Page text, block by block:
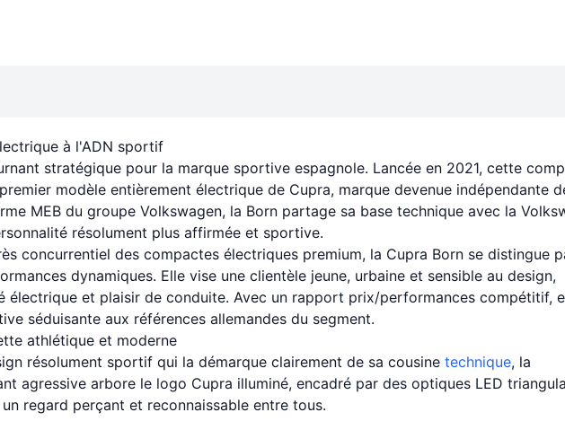
à l'ADN sportif
stratégique pour la marque sportive espagnole. Lancée en 2021, cette
modèle entièrement électrique de Cupra, marque devenue indépendante
MEB du groupe Volkswagen, la Born partage sa base technique avec la
résolument plus affirmée et sportive.
concurrentiel des compactes électriques premium, la Cupra Born se distingue
dynamiques. Elle vise une clientèle jeune, urbaine et sensible au design,
électrique et plaisir de conduite. Avec un rapport prix/performances compétitif,
séduisante aux références allemandes du segment.
athlétique et moderne
résolument sportif qui la démarque clairement de sa cousine technique, la
agressive arbore le logo Cupra illuminé, encadré par des optiques LED
regard perçant et reconnaissable entre tous.